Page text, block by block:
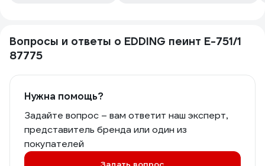
Вопросы и ответы о EDDING пеинт E-751/1
87775
Нужна помощь?
Задайте вопрос – вам ответит наш эксперт,
представитель бренда или один из
покупателей